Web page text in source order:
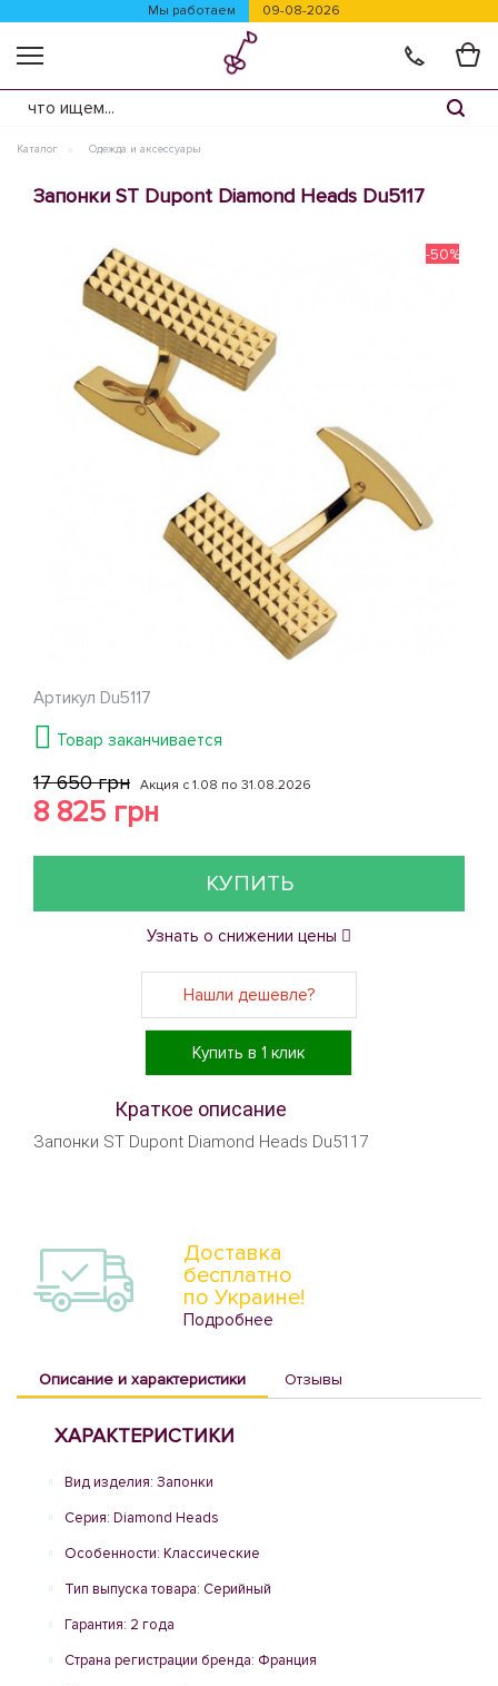
Мы работаем 09-08-2026
Каталог Одежда и аксессуары
Запонки ST Dupont Diamond Heads Du5117
-50%
Артикул Du5117
Товар заканчивается
17 650 грн Акция с 1.08 по 31.08.2026
8 825 грн
КУПИТЬ
Узнать о снижении цены
Нашли дешевле?
Купить в 1 клик
Краткое описание
Запонки ST Dupont Diamond Heads Du5117
Доставка
бесплатно
по Украине!
Подробнее
Описание и характеристики Отзывы
ХАРАКТЕРИСТИКИ
Вид изделия: Запонки
Серия: Diamond Heads
Особенности: Классические
Тип выпуска товара: Серийный
Гарантия: 2 года
Страна регистрации бренда: Франция